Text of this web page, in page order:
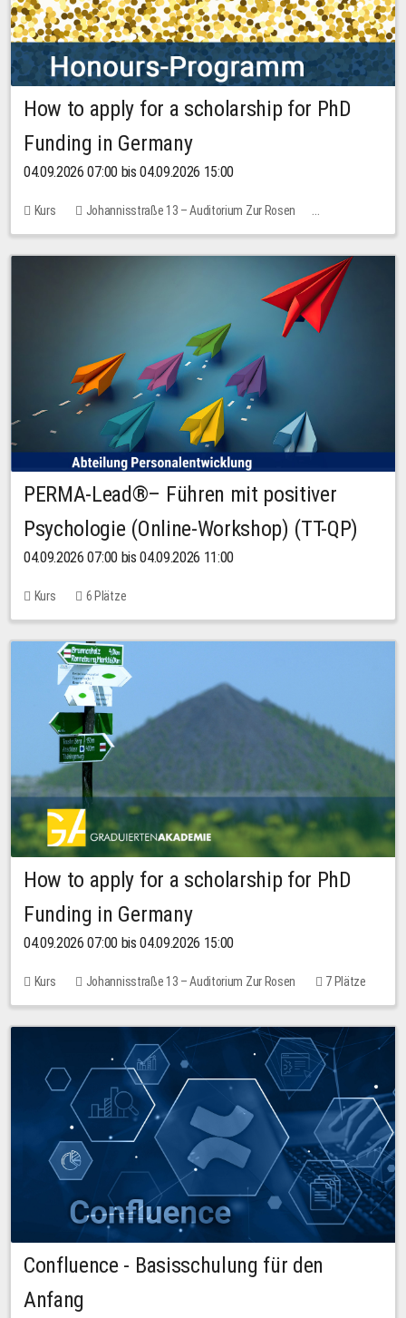
How to apply for a scholarship for PhD
Funding in Germany
04.09.2026 07:00 bis 04.09.2026 15:00
Kurs
Johannisstraße 13 – Auditorium Zur Rosen
Keine freien Plätze
PERMA-Lead®– Führen mit positiver
Psychologie (Online-Workshop) (TT-QP)
04.09.2026 07:00 bis 04.09.2026 11:00
Kurs 6 Plätze
How to apply for a scholarship for PhD
Funding in Germany
04.09.2026 07:00 bis 04.09.2026 15:00
Kurs Johannisstraße 13 – Auditorium Zur Rosen
7 Plätze
10,00 EUR
Confluence - Basisschulung für den
Anfang